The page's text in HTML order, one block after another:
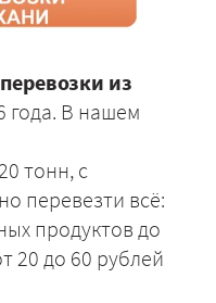
из
года. В нашем
тонн, с
перевезти всё:
продуктов до
20 до 60 рублей